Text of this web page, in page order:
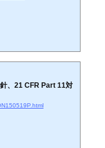
、21 CFR Part 11対